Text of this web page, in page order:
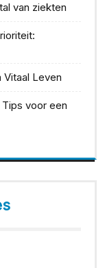
van ziekten
Vitaal Leven
voor een